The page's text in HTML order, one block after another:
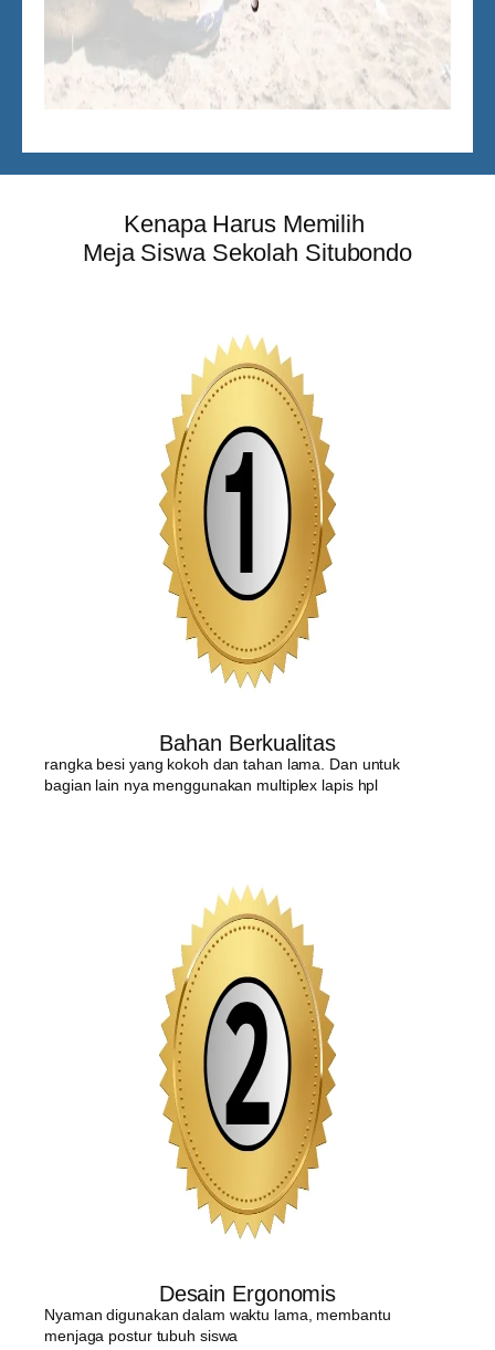
Kenapa Harus Memilih
Meja Siswa Sekolah Situbondo
Bahan Berkualitas
rangka besi yang kokoh dan tahan lama. Dan untuk
bagian lain nya menggunakan multiplex lapis hpl
Desain Ergonomis
Nyaman digunakan dalam waktu lama, membantu
menjaga postur tubuh siswa